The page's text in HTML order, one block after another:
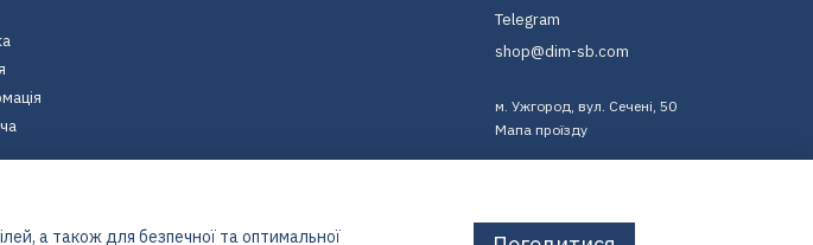
Telegram
shop@dim-sb.com
м. Ужгород, вул. Сечені, 50
Мапа проїзду
а також для безпечної та оптимальної